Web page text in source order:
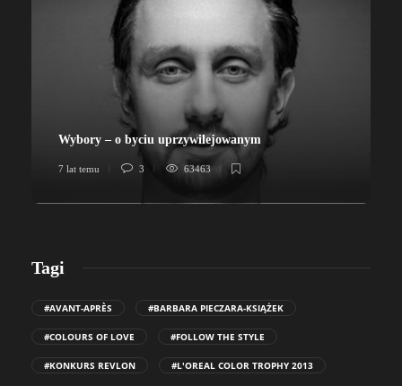
Wybory – o byciu uprzywilejowanym
7 lat temu 3 63463
Tagi
#AVANT-APRÈS #BARBARA PIECZARA-KSIĄŻEK
#COLOURS OF LOVE #FOLLOW THE STYLE
#KONKURS REVLON #L'OREAL COLOR TROPHY 2013